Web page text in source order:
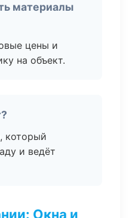
материалы
цены и
на объект.
который
и ведёт
Окна и